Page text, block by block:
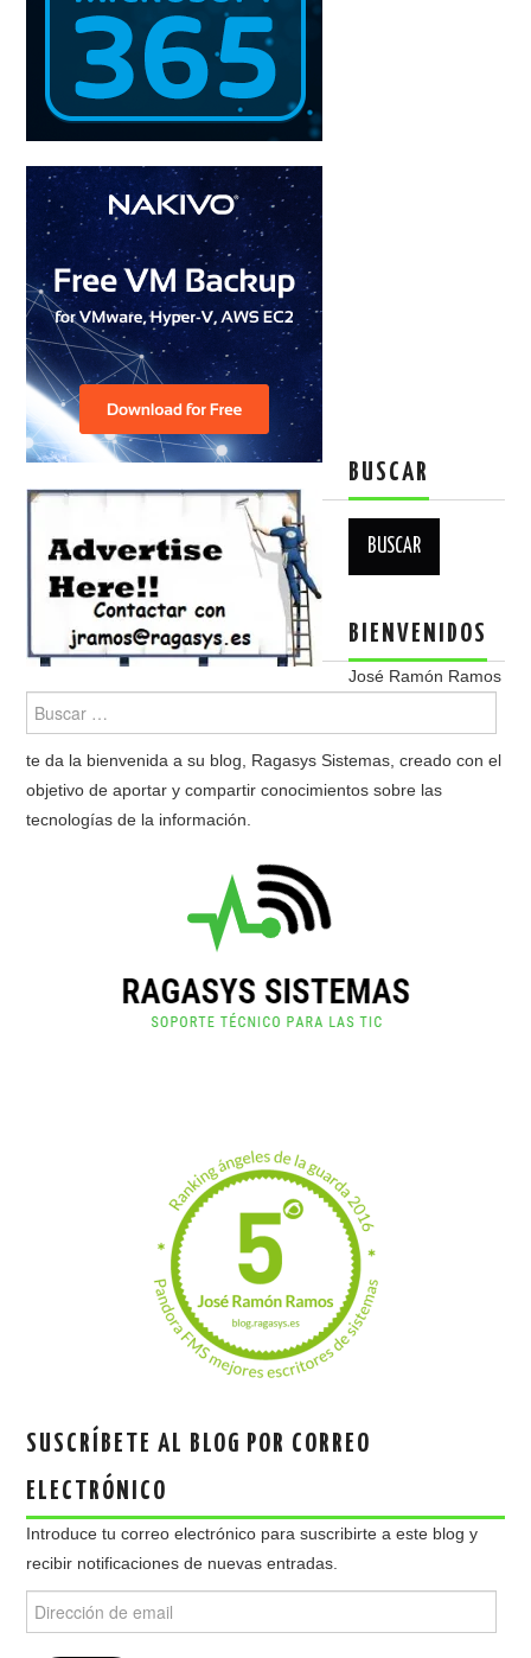
BUSCAR
BIENVENIDOS
José Ramón Ramos
te da la bienvenida a su blog, Ragasys Sistemas, creado con el
objetivo de aportar y compartir conocimientos sobre las
tecnologías de la información.
SUSCRÍBETE AL BLOG POR CORREO
ELECTRÓNICO
Introduce tu correo electrónico para suscribirte a este blog y
recibir notificaciones de nuevas entradas.
Dirección
de